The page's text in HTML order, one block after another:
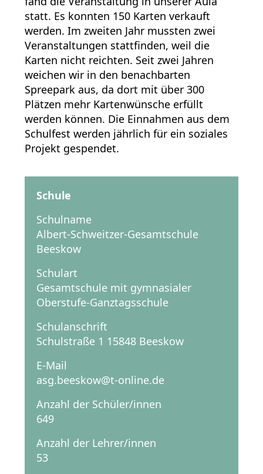
statt. Es konnten 150 Karten verkauft
werden. Im zweiten Jahr mussten zwei
Veranstaltungen stattfinden, weil die
Karten nicht reichten. Seit zwei Jahren
weichen wir in den benachbarten
Spreepark aus, da dort mit über 300
Plätzen mehr Kartenwünsche erfüllt
werden können. Die Einnahmen aus dem
Schulfest werden jährlich für ein soziales
Projekt gespendet.
Schule
Schulname
Albert-Schweitzer-Gesamtschule
Beeskow
Schulart
Gesamtschule mit gymnasialer
Oberstufe-Ganztagsschule
Schulanschrift
Schulstraße 1 15848 Beeskow
E-Mail
asg.beeskow@t-online.de
Anzahl der Schüler/innen
649
Anzahl der Lehrer/innen
53